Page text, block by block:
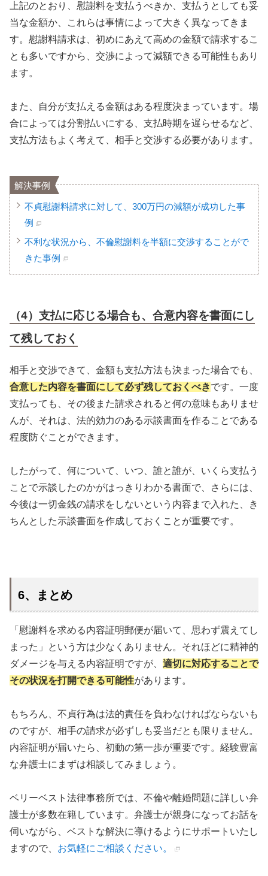
上記のとおり、慰謝料を支払うべきか、支払うとしても妥
当な金額か、これらは事情によって大きく異なってきま
す。慰謝料請求は、初めにあえて高めの金額で請求するこ
とも多いですから、交渉によって減額できる可能性もあり
ます。
また、自分が支払える金額はある程度決まっています。場
合によっては分割払いにする、支払時期を遅らせるなど、
支払方法もよく考えて、相手と交渉する必要があります。
解決事例
不貞慰謝料請求に対して、300万円の減額が成功した事
例
不利な状況から、不倫慰謝料を半額に交渉することがで
きた事例
（4）支払に応じる場合も、合意内容を書面にし
て残しておく
相手と交渉できて、金額も支払方法も決まった場合でも、
合意した内容を書面にして必ず残しておくべきです。一度
支払っても、その後また請求されると何の意味もありませ
んが、それは、法的効力のある示談書面を作ることである
程度防ぐことができます。
したがって、何について、いつ、誰と誰が、いくら支払う
ことで示談したのかがはっきりわかる書面で、さらには、
今後は一切金銭の請求をしないという内容まで入れた、き
ちんとした示談書面を作成しておくことが重要です。
6、まとめ
「慰謝料を求める内容証明郵便が届いて、思わず震えてし
まった」という方は少なくありません。それほどに精神的
ダメージを与える内容証明ですが、 適切に対応することで
その状況を打開できる可能性があります。
もちろん、不貞行為は法的責任を負わなければならないも
のですが、相手の請求が必ずしも妥当だとも限りません。
内容証明が届いたら、初動の第一歩が重要です。経験豊富
な弁護士にまずは相談してみましょう。
ベリーベスト法律事務所では、不倫や離婚問題に詳しい弁
護士が多数在籍しています。弁護士が親身になってお話を
伺いながら、ベストな解決に導けるようにサポートいたし
ますので、 お気軽にご相談ください。